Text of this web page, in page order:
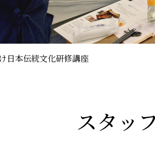
日本伝統文化研修講座
スタッ